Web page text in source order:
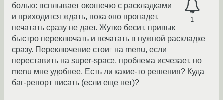
1
болью: всплывает окошечко с раскладками
и приходится ждать, пока оно пропадет,
печатать сразу не дает. Жутко бесит, привык
быстро переключать и печатать в нужной раскладке
сразу. Переключение стоит на menu, если
переставить на super-space, проблема исчезает, но
menu мне удобнее. Есть ли какие-то решения? Куда
баг-репорт писать (если еще нет)?